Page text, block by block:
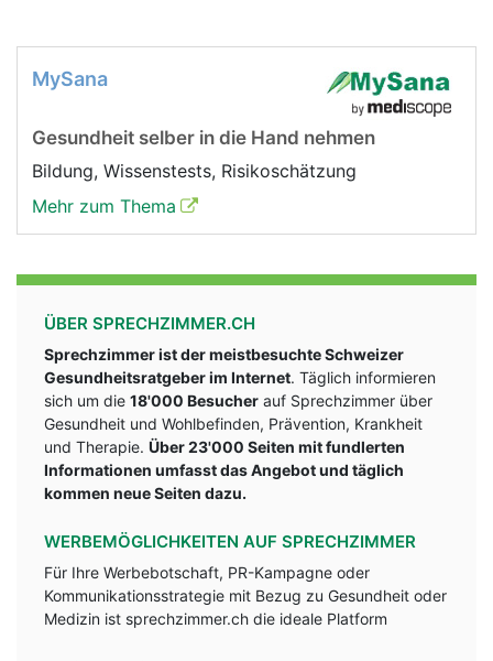
MySana
Gesundheit selber in die Hand nehmen
Bildung, Wissenstests, Risikoschätzung
Mehr zum Thema
ÜBER SPRECHZIMMER.CH
Sprechzimmer ist der meistbesuchte Schweizer
Gesundheitsratgeber im Internet. Täglich informieren
sich um die 18'000 Besucher auf Sprechzimmer über
Gesundheit und Wohlbefinden, Prävention, Krankheit
und Therapie. Über 23'000 Seiten mit fundlerten
Informationen umfasst das Angebot und täglich
kommen neue Seiten dazu.
WERBEMÖGLICHKEITEN AUF SPRECHZIMMER
Für Ihre Werbebotschaft, PR-Kampagne oder
Kommunikationsstrategie mit Bezug zu Gesundheit oder
Medizin ist sprechzimmer.ch die ideale Platform